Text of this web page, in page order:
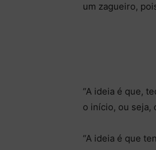
um zagueiro,
“A ideia é que,
o início, ou seja,
“A ideia é que